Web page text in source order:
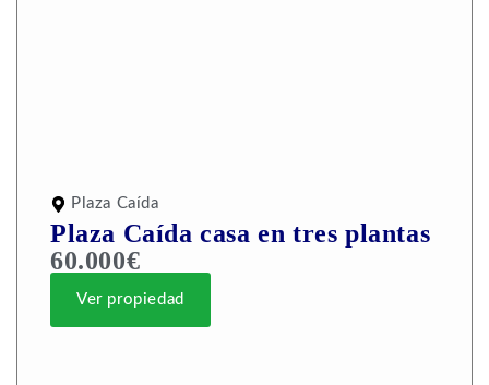
Plaza Caída
Plaza Caída casa en tres plantas
60.000€
Ver propiedad